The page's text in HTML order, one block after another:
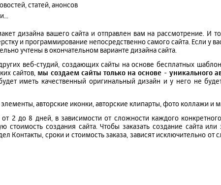
статей, анонсов
дизайна вашего сайта и отправлен вам на рассмотрение. И
и программирование непосредственно самого сайта. Если у
учтены в окончательном варианте дизайна сайта.
веб-студий, создающих сайты на основе бесплатных
сайтов, мы создаем сайты только на основе - уникального
иметь качественный оригинальный дизайн и у него не
авторские иконки, авторские клипарты, фото коллажи и
, от 2 до 8 дней, в зависимости от сложности каждого
стоимость создания сайта. Чтобы заказать создание сайта или
Контакты, сроки и стоимость заказа, зависят исключительно от